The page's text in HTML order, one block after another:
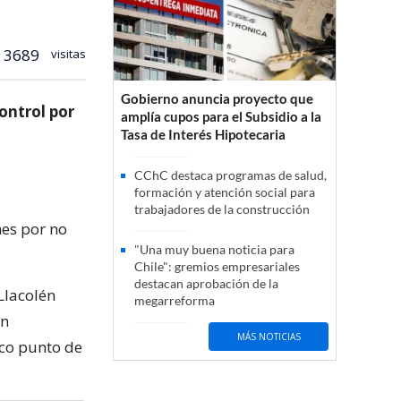
3689 visitas
por
por no
punto de
Gobierno anuncia proyecto que
amplía cupos para el Subsidio a la
Tasa de Interés Hipotecaria
CChC destaca programas de salud,
formación y atención social para
trabajadores de la construcción
"Una muy buena noticia para
Chile": gremios empresariales
destacan aprobación de la
megarreforma
MÁS NOTICIAS